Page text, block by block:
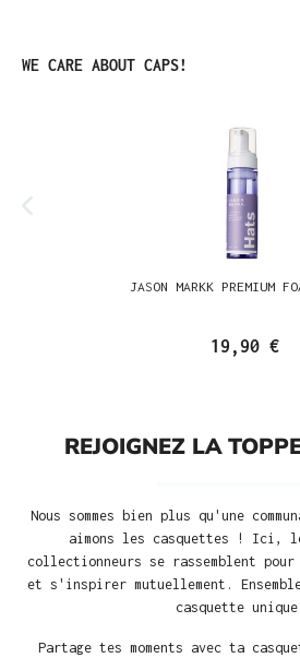
Ignorer la galerie de produits
WE CARE ABOUT CAPS!
JASON MARKK PREMIUM
19,90 €
REJOIGNEZ LA
Nous sommes bien plus qu'une
aimons les casquettes ! Ici,
collectionneurs se rassemblent
et s'inspirer mutuellement.
casquette
Partage tes moments avec ta